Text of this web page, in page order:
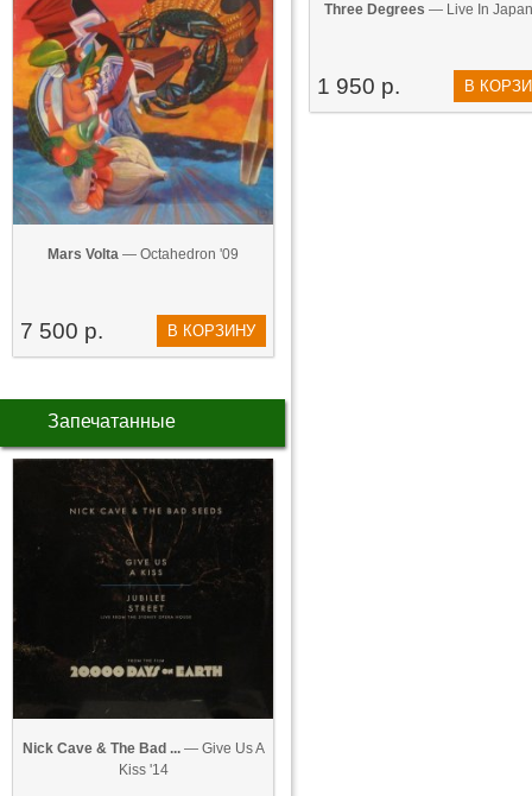
Mars Volta — Octahedron '09
7 500 р. В КОРЗИНУ
Запечатанные
Nick Cave & The Bad ...— Give Us A
Kiss '14
Three Degrees — Live In
1 950 р. В